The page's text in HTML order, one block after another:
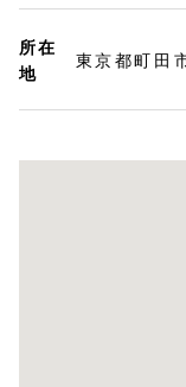
所在
地
東京都町田